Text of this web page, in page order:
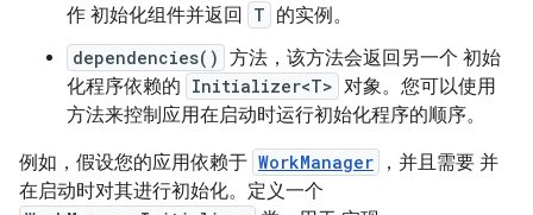
作 初始化组件并返回
T 的实例。
dependencies() 方法，该方法会返回另一个 初始
化程序依赖的 Initializer<T> 对象。您可以使用
方法来控制应用在启动时运行初始化程序的顺序。
例如，假设您的应用依赖于 WorkManager
，并且需要 并
在启动时对其进行初始化。定义一个